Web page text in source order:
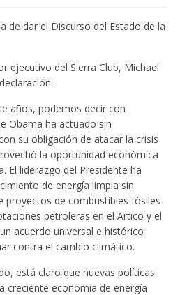
de dar el Discurso del Estado de la
ejecutivo del Sierra Club, Michael
años, podemos decir con
Obama ha actuado sin
su obligación de atacar la crisis
la oportunidad económica
El liderazgo del Presidente ha
de energía limpia sin
proyectos de combustibles fósiles
petroleras en el Artico y el
acuerdo universal e histórico
contra el cambio climático.
está claro que nuevas políticas
creciente economía de energía